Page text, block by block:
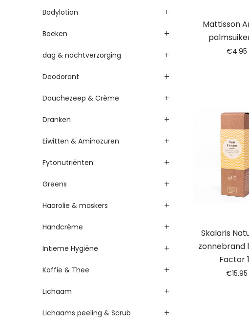
Mattisson
€4.95
Skalaris
zonnebrand
Factor
€15.95
Bodylotion
Boeken
dag & nachtverzorging
Deodorant
Douchezeep & Crème
Dranken
Eiwitten & Aminozuren
Fytonutriënten
Greens
Haarolie & maskers
Handcrème
Intieme Hygiëne
Koffie & Thee
Lichaam
Lichaams peeling & Scrub